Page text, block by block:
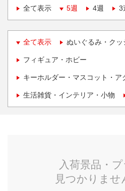
全て表示
5週 4週 3
全て表示 ぬいぐるみ・クッ
フィギュア・ホビー
キーホルダー・マスコット・ア
生活雑貨・インテリア・小物